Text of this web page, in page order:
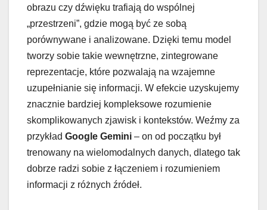
obrazu czy dźwięku trafiają do wspólnej
„przestrzeni”, gdzie mogą być ze sobą
porównywane i analizowane. Dzięki temu model
tworzy sobie takie wewnętrzne, zintegrowane
reprezentacje, które pozwalają na wzajemne
uzupełnianie się informacji. W efekcie uzyskujemy
znacznie bardziej kompleksowe rozumienie
skomplikowanych zjawisk i kontekstów. Weźmy za
przykład Google Gemini – on od początku był
trenowany na wielomodalnych danych, dlatego tak
dobrze radzi sobie z łączeniem i rozumieniem
informacji z różnych źródeł.